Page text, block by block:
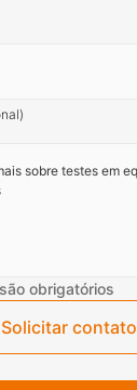
obrigatórios
Solicitar contato